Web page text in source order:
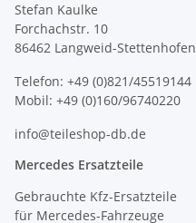
Stefan Kaulke
Forchachstr. 10
86462 Langweid-Stettenhofen
Telefon: +49 (0)821/45519144
Mobil: +49 (0)160/96740220
info@teileshop-db.de
Mercedes Ersatzteile
Gebrauchte Kfz-Ersatzteile
für Mercedes-Fahrzeuge